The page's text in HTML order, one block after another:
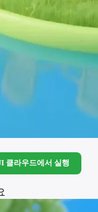
클라우드에서 실행